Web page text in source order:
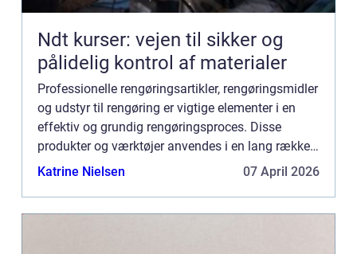
Ndt kurser: vejen til sikker og
pålidelig kontrol af materialer
Professionelle rengøringsartikler, rengøringsmidler
og udstyr til rengøring er vigtige elementer i en
effektiv og grundig rengøringsproces. Disse
produkter og værktøjer anvendes i en lang række
forskellige miljøer, herunder kontorer, skoler,
Katrine Nielsen 07 April 2026